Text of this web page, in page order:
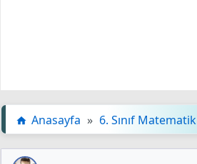
Anasayfa » 6. Sınıf Matematik